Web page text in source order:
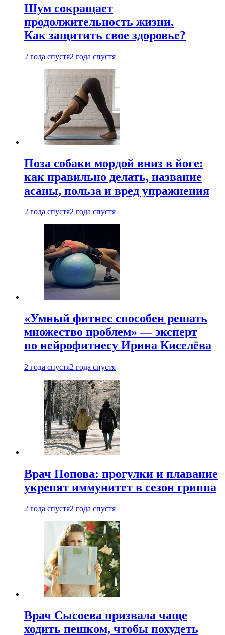
Шум сокращает
продолжительность жизни.
Как защитить свое здоровье?
2 года спустя2 года спустя
Поза собаки мордой вниз в йоге:
как правильно делать, название
асаны, польза и вред упражнения
2 года спустя2 года спустя
«Умный фитнес способен решать
множество проблем» — эксперт
по нейрофитнесу Ирина Киселёва
2 года спустя2 года спустя
Врач Попова: прогулки и плавание
укрепят иммунитет в сезон гриппа
2 года спустя2 года спустя
Врач Сысоева призвала чаще
ходить пешком, чтобы похудеть